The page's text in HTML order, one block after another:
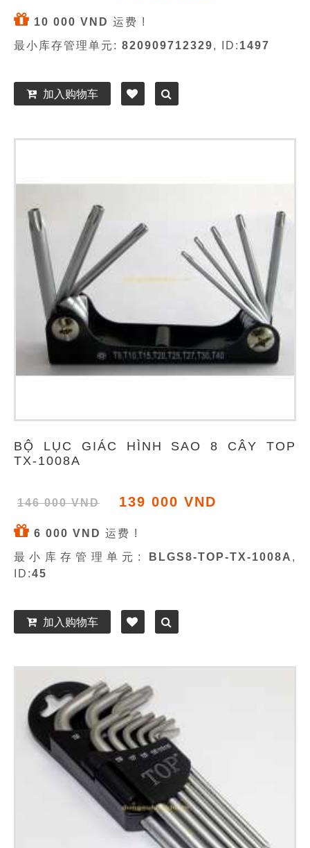
10 000 VND 运费 !
最小库存管理单元: 820909712329, ID: 1497
加入购物车
BỘ LỤC GIÁC HÌNH SAO 8 CÂY TOP
TX-1008A
146 000 VND 139 000 VND
6 000 VND 运费 !
最小库存管理单元:
BLGS8-TOP-TX-1008A ,
ID:45
加入购物车